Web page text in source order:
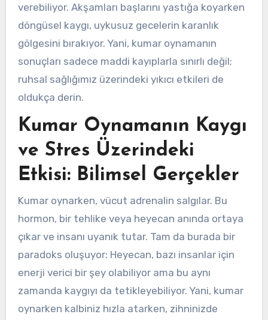
verebiliyor. Akşamları başlarını yastığa koyarken
döngüsel kaygı, uykusuz gecelerin karanlık
gölgesini bırakıyor. Yani, kumar oynamanın
sonuçları sadece maddi kayıplarla sınırlı değil;
ruhsal sağlığımız üzerindeki yıkıcı etkileri de
oldukça derin.
Kumar Oynamanın Kaygı
ve Stres Üzerindeki
Etkisi: Bilimsel Gerçekler
Kumar oynarken, vücut adrenalin salgılar. Bu
hormon, bir tehlike veya heyecan anında ortaya
çıkar ve insanı uyanık tutar. Tam da burada bir
paradoks oluşuyor: Heyecan, bazı insanlar için
enerji verici bir şey olabiliyor ama bu aynı
zamanda kaygıyı da tetikleyebiliyor. Yani, kumar
oynarken kalbiniz hızla atarken, zihninizde